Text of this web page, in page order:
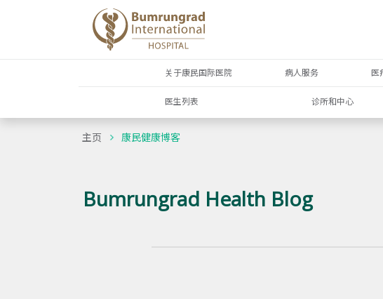
关于康民国际医院 病人服务 医
医生列表 诊所和中心
主页 康民健康博客
Bumrungrad Health Blog